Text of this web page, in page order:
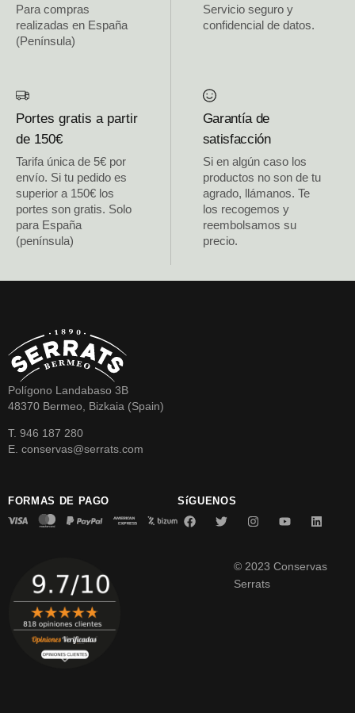
Para compras
realizadas en España
(Península)
Servicio seguro y
confidencial de datos.
Portes gratis a partir
de 150€
Tarifa única de 5€ por
envío. Si tu pedido es
superior a 150€ los
portes son gratis. Solo
para España
(península)
Garantía de
satisfacción
Si en algún caso los
productos no son de tu
agrado, llámanos. Te
los recogemos y
reembolsamos su
precio.
Polígono Landabaso 3B
48370 Bermeo, Bizkaia (Spain)
T. 946 187 280
E. conservas@serrats.com
FORMAS DE PAGO SíGUENOS
© 2023 Conservas
Serrats